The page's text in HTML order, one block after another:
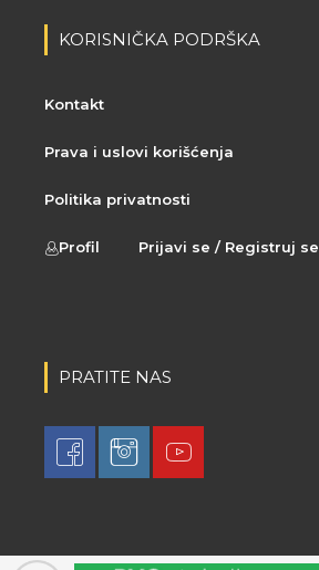
KORISNIČKA PODRŠKA
Kontakt
Prava i uslovi korišćenja
Politika privatnosti
Profil Prijavi se / Registruj se
PRATITE NAS
© 2021 LovaLova. All rights reserved.